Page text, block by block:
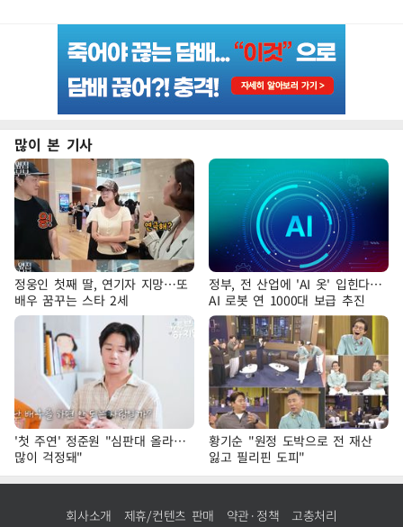
많이 본 기사
정웅인 첫째 딸, 연기자 지망…또
배우 꿈꾸는 스타 2세
정부, 전 산업에 'AI 옷' 입힌다…
AI 로봇 연 1000대 보급 추진
'첫 주연' 정준원 "심판대 올라…
많이 걱정돼"
황기순 "원정 도박으로 전 재산
잃고 필리핀 도피"
회사소개 제휴/컨텐츠 판매 약관·정책 고충처리